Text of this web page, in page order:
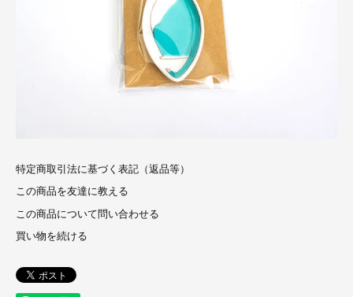
特定商取引法に基づく表記（返品等）
この商品を友達に教える
この商品について問い合わせる
買い物を続ける